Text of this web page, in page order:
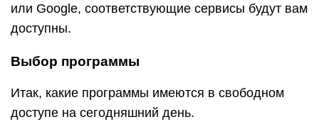
или Google, соответствующие сервисы будут вам
доступны.
Выбор программы
Итак, какие программы имеются в свободном
доступе на сегодняшний день.